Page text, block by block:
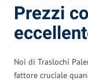
Prezzi
Noi di Traslochi
fattore cruciale